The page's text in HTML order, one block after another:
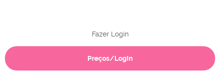
Fazer Login
Preços/Login